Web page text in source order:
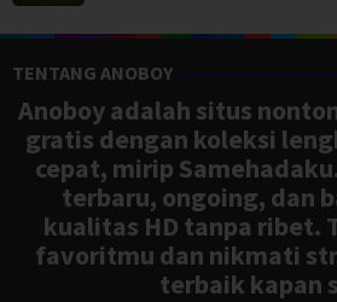
TENTANG ANOBOY
Anoboy adalah situs
gratis dengan koleksi
cepat, mirip
terbaru, ongoing, dan
kualitas HD tanpa ribet.
favoritmu dan nikmati
terbaik kapan